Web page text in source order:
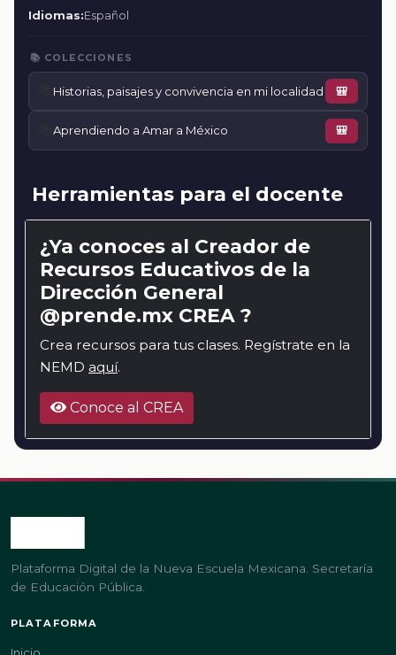
Idiomas:Español
📚 COLECCIONES
Historias, paisajes y convivencia en mi localidad 🎒
📚Aprendiendo a Amar a México 🎒
Herramientas para el docente
¿Ya conoces al Creador de
Recursos Educativos de la
Dirección General
@prende.mx CREA ?
Crea recursos para tus clases. Regístrate en la
NEMD aquí.
Conoce al CREA
Plataforma Digital de la Nueva Escuela Mexicana. Secretaría
de Educación Pública.
PLATAFORMA